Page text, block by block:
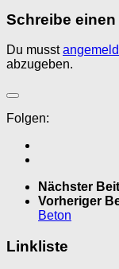
Schreibe
Du musst
abzugeben.
Folgen:
Nächster
Vorheriger
Beton
Linkliste